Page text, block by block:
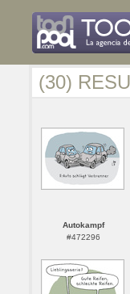
(30)
Autokampf
#472296